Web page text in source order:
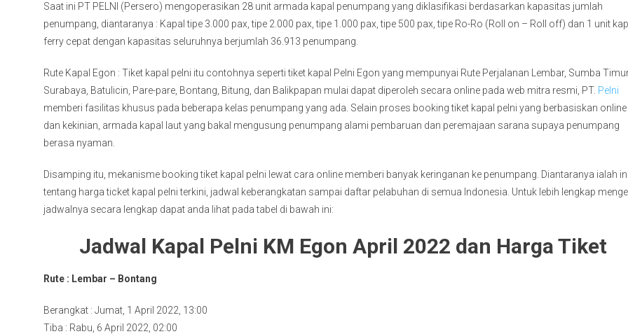
Saat ini PT PELNI (Persero) mengoperasikan 28 unit armada kapal penumpang yang diklasifikasi berdasarkan kapasitas jumlah
penumpang, diantaranya : Kapal tipe 3.000 pax, tipe 2.000 pax, tipe 1.000 pax, tipe 500 pax, tipe Ro-Ro (Roll on – Roll off) dan 1 unit
ferry cepat dengan kapasitas seluruhnya berjumlah 36.913 penumpang.
Rute Kapal Egon : Tiket kapal pelni itu contohnya seperti tiket kapal Pelni Egon yang mempunyai Rute Perjalanan Lembar, Sumba
Surabaya, Batulicin, Pare-pare, Bontang, Bitung, dan Balikpapan mulai dapat diperoleh secara online pada web mitra resmi, PT. Pelni
memberi fasilitas khusus pada beberapa kelas penumpang yang ada. Selain proses booking tiket kapal pelni yang berbasiskan online
dan kekinian, armada kapal laut yang bakal mengusung penumpang alami pembaruan dan peremajaan sarana supaya penumpang
berasa nyaman.
Disamping itu, mekanisme booking tiket kapal pelni lewat cara online memberi banyak keringanan ke penumpang. Diantaranya ialah
tentang harga ticket kapal pelni terkini, jadwal keberangkatan sampai daftar pelabuhan di semua Indonesia. Untuk lebih lengkap
jadwalnya secara lengkap dapat anda lihat pada tabel di bawah ini:
Jadwal Kapal Pelni KM Egon April 2022 dan Harga Tiket
Rute : Lembar – Bontang
Berangkat : Jumat, 1 April 2022, 13:00
Tiba : Rabu, 6 April 2022, 02:00